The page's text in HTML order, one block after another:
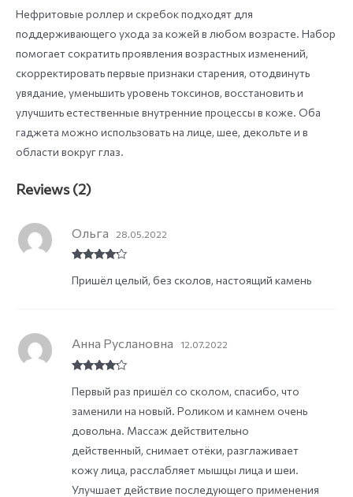
Нефритовые роллер и скребок подходят для
поддерживающего ухода за кожей в любом возрасте. Набор
помогает сократить проявления возрастных изменений,
скорректировать первые признаки старения, отодвинуть
увядание, уменьшить уровень токсинов, восстановить и
улучшить естественные внутренние процессы в коже. Оба
гаджета можно использовать на лице, шее, декольте и в
области вокруг глаз.
Reviews (2)
out of 5
Ольга 28.05.2022
Пришёл целый, без сколов, настоящий камень
out of 5
Анна Руслановна 12.07.2022
Первый раз пришёл со сколом, спасибо, что
заменили на новый. Роликом и камнем очень
довольна. Массаж действительно
действенный, снимает отёки, разглаживает
кожу лица, расслабляет мышцы лица и шеи.
Улучшает действие последующего применения